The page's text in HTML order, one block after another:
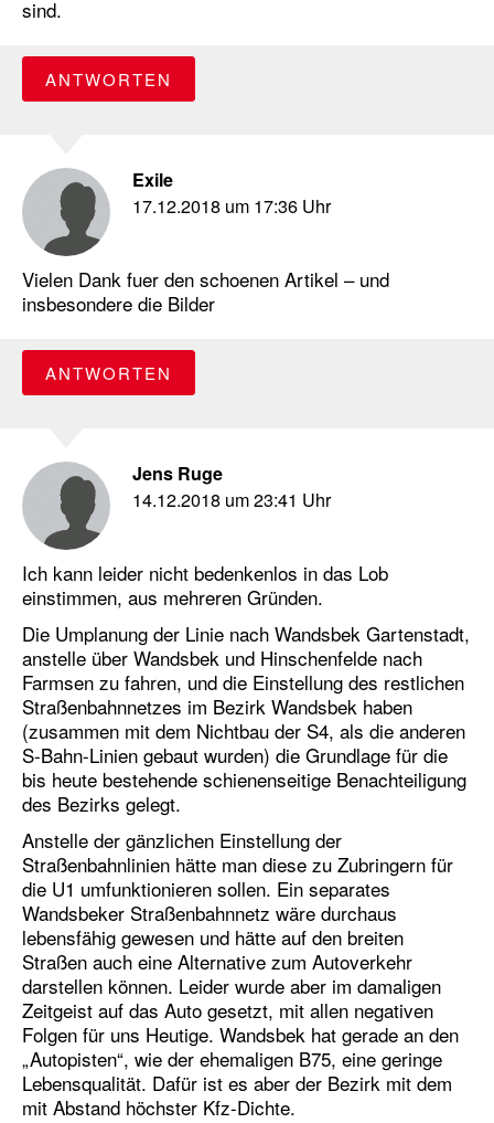
sind.
ANTWORTEN
Exile
17.12.2018 um 17:36 Uhr
Vielen Dank fuer den schoenen Artikel – und
insbesondere die Bilder
ANTWORTEN
Jens Ruge
14.12.2018 um 23:41 Uhr
Ich kann leider nicht bedenkenlos in das Lob
einstimmen, aus mehreren Gründen.
Die Umplanung der Linie nach Wandsbek Gartenstadt,
anstelle über Wandsbek und Hinschenfelde nach
Farmsen zu fahren, und die Einstellung des restlichen
Straßenbahnnetzes im Bezirk Wandsbek haben
(zusammen mit dem Nichtbau der S4, als die anderen
S-Bahn-Linien gebaut wurden) die Grundlage für die
bis heute bestehende schienenseitige Benachteiligung
des Bezirks gelegt.
Anstelle der gänzlichen Einstellung der
Straßenbahnlinien hätte man diese zu Zubringern für
die U1 umfunktionieren sollen. Ein separates
Wandsbeker Straßenbahnnetz wäre durchaus
lebensfähig gewesen und hätte auf den breiten
Straßen auch eine Alternative zum Autoverkehr
darstellen können. Leider wurde aber im damaligen
Zeitgeist auf das Auto gesetzt, mit allen negativen
Folgen für uns Heutige. Wandsbek hat gerade an den
„Autopisten“, wie der ehemaligen B75, eine geringe
Lebensqualität. Dafür ist es aber der Bezirk mit dem
mit Abstand höchster Kfz-Dichte.